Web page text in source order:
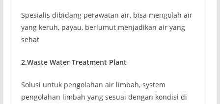
Spesialis dibidang perawatan air, bisa mengolah air
yang keruh, payau, berlumut menjadikan air yang
sehat
2.Waste Water Treatment Plant
Solusi untuk pengolahan air limbah, system
pengolahan limbah yang sesuai dengan kondisi di